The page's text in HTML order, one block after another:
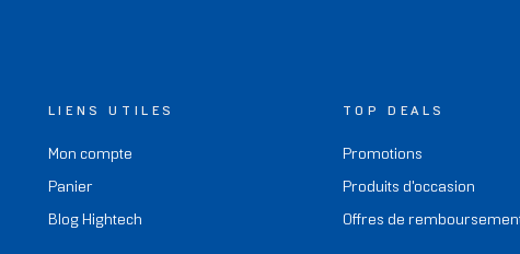
LIENS UTILES
Mon compte
Panier
Blog Hightech
TOP DEALS
Promotions
Produits d'occasion
Offres de